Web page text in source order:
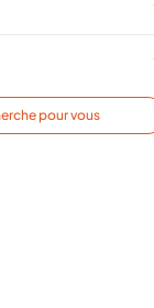
pour vous